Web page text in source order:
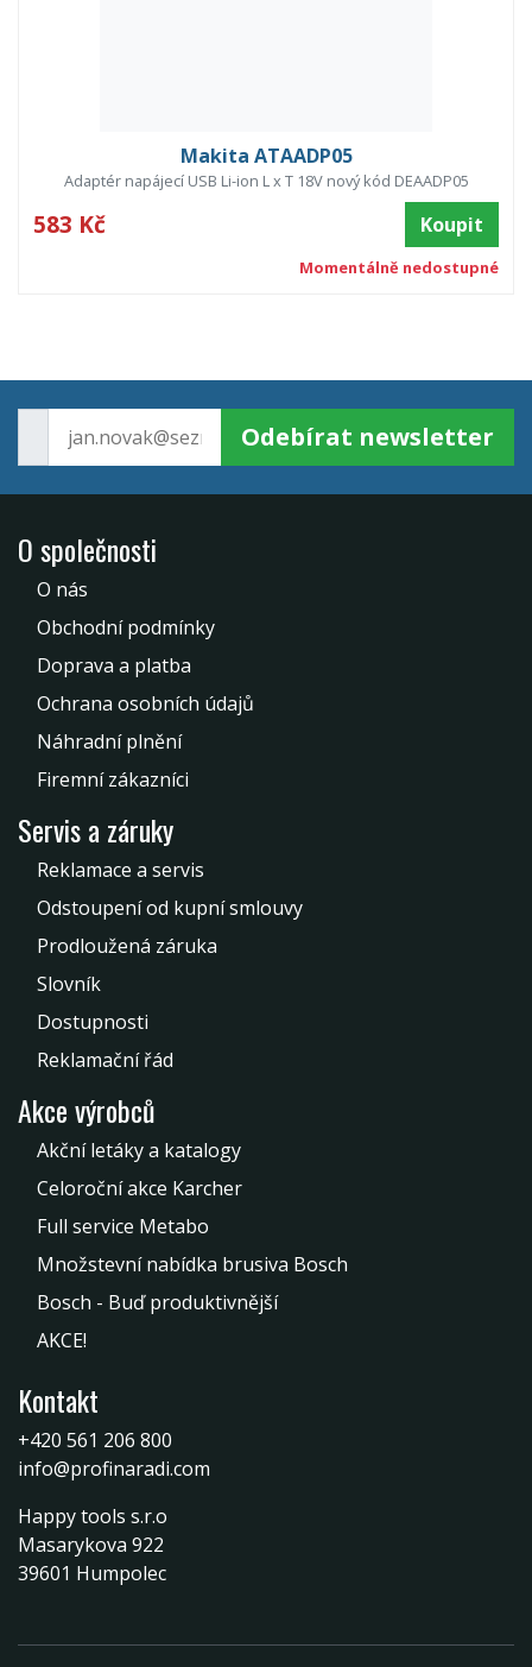
Makita ATAADP05
Adaptér napájecí USB Li-ion L x T 18V nový kód DEAADP05
583 Kč Koupit
Momentálně nedostupné
Odebírat newsletter
O společnosti
O nás
Obchodní podmínky
Doprava a platba
Ochrana osobních údajů
Náhradní plnění
Firemní zákazníci
Servis a záruky
Reklamace a servis
Odstoupení od kupní smlouvy
Prodloužená záruka
Slovník
Dostupnosti
Reklamační řád
Akce výrobců
Akční letáky a katalogy
Celoroční akce Karcher
Full service Metabo
Množstevní nabídka brusiva Bosch
Bosch - Buď produktivnější
AKCE!
Kontakt
+420 561 206 800
info@profinaradi.com
Happy tools s.r.o
Masarykova 922
39601 Humpolec